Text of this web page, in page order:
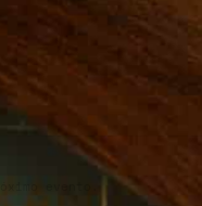
evento.